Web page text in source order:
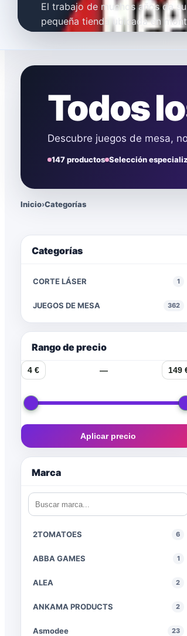
El trabajo de muchos años da
pequeña tienda ubicada en
productos de informática y…
Todos
Descubre juegos de mesa,
147 productos Selección
Inicio›Categorías
Categorías
CORTE LÁSER 1
JUEGOS DE MESA 362
Rango de precio
4 € — 149
Aplicar precio
Marca
2TOMATOES 6
ABBA GAMES 1
ALEA 2
ANKAMA PRODUCTS 2
Asmodee 23